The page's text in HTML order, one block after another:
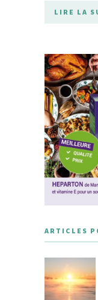
LIRE LA
ARTICLES